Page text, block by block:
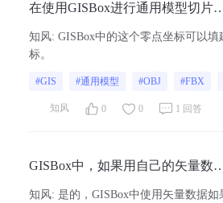
在使用GISBox进行通用模型切片
模型的零点坐标应该怎么获取呢？
知风: GISBox中的这个零点坐标可以
标。
#GIS #通用模型 #OBJ #FBX
知风 0 0 1 回答
GISBox中，如果用自己的矢量数
知风: 是的，GISBox中使用矢量数据